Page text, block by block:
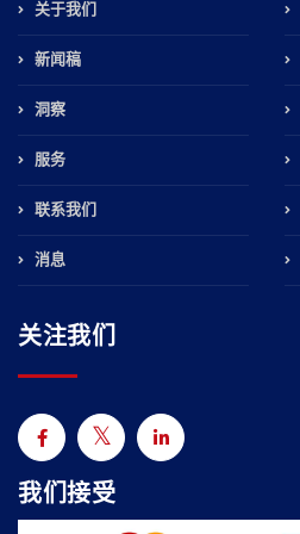
关于我们
新闻稿
洞察
服务
联系我们
消息
关注我们
我们接受